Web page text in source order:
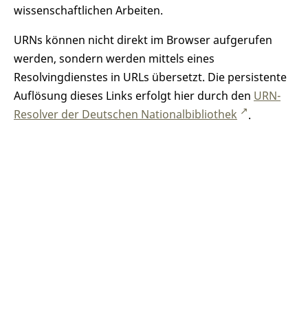
wissenschaftlichen Arbeiten.
URNs können nicht direkt im Browser aufgerufen
werden, sondern werden mittels eines
Resolvingdienstes in URLs übersetzt. Die persistente
Auflösung dieses Links erfolgt hier durch den URN-
Resolver der Deutschen Nationalbibliothek
.